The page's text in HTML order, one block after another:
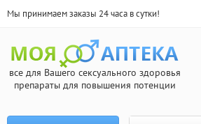
Мы принимаем заказы 24 часа в сутки!
все для Вашего сексуального здоровья
препараты для повышения потенции